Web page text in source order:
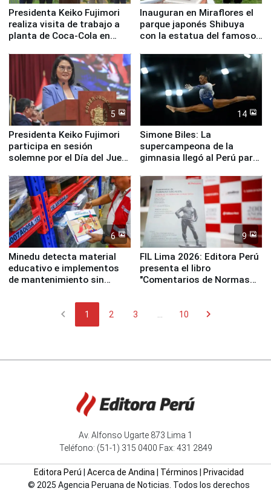
Presidenta Keiko Fujimori
realiza visita de trabajo a
planta de Coca-Cola en
Inauguran en Miraflores el
parque japonés Shibuya
con la estatua del famoso
5
Presidenta Keiko Fujimori
participa en sesión
solemne por el Día del Juez
14
Simone Biles: La
supercampeona de la
gimnasia llegó al Perú para
Panamericanos Lima 2027
6
Minedu detecta material
educativo e implementos
de mantenimiento sin
9
FIL Lima 2026: Editora Perú
presenta el libro
"Comentarios de Normas
chevron_left 1 2 3 10 chevron_right
Av. Alfonso Ugarte 873 Lima 1
Teléfono: (51-1) 315 0400 Fax: 431 2849
Editora Perú Acerca de Andina| Términos
Privacidad
© 2025 Agencia Peruana de Noticias. Todos los derechos